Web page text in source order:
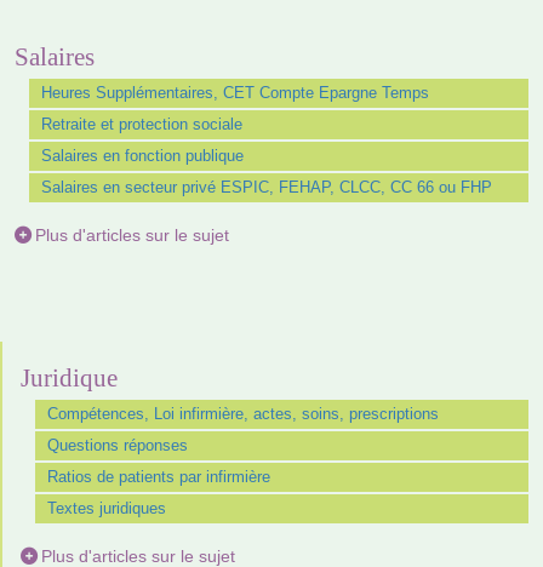
Salaires
Heures Supplémentaires, CET Compte Epargne Temps
Retraite et protection sociale
Salaires en fonction publique
Salaires en secteur privé ESPIC, FEHAP, CLCC, CC 66 ou FHP
Plus d'articles sur le sujet
Juridique
Compétences, Loi infirmière, actes, soins, prescriptions
Questions réponses
Ratios de patients par infirmière
Textes juridiques
Plus d'articles sur le sujet